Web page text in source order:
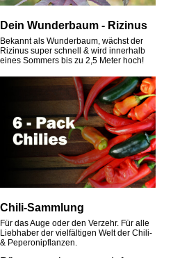
Dein Wunderbaum - Rizinus
Bekannt als Wunderbaum, wächst der
Rizinus super schnell & wird innerhalb
eines Sommers bis zu 2,5 Meter hoch!
Chili-Sammlung
Für das Auge oder den Verzehr. Für alle
Liebhaber der vielfältigen Welt der Chili-
& Peperonipflanzen.